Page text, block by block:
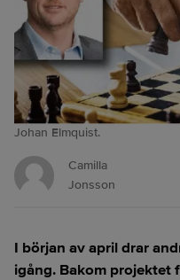
Johan Elmquist.
Camilla
Jonsson
I början av april drar
igång. Bakom projektet